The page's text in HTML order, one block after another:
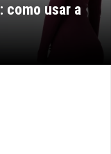
como usar a